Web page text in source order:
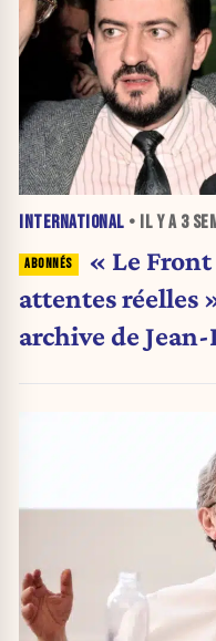
INTERNATIONAL • IL Y A 3
« Le
attentes réelles
archive de